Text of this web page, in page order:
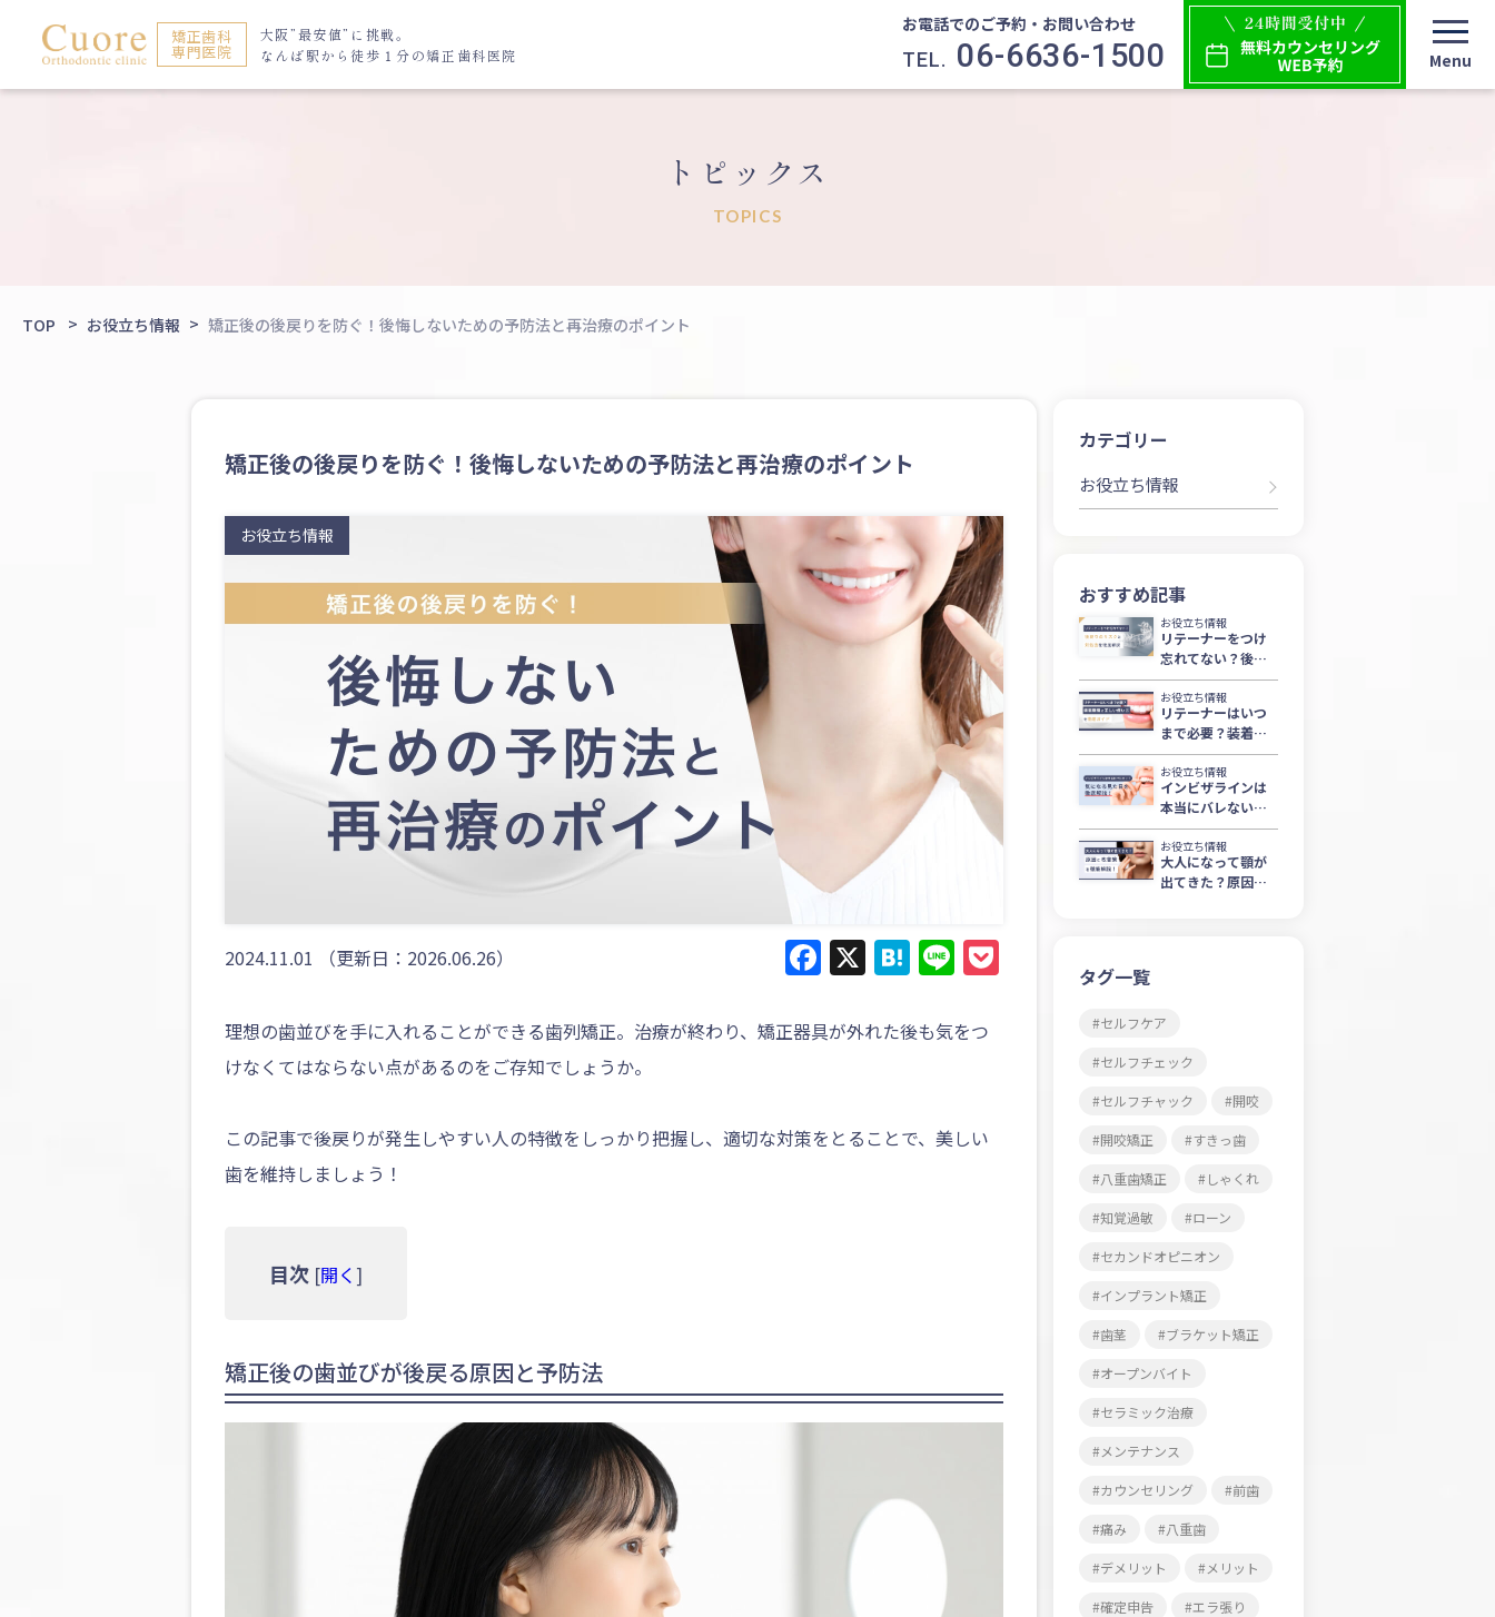
矯正歯科
専門医院
大阪”最安値”に挑戦。
なんば駅から徒歩１分の矯正歯科医院
お電話でのご予約・お問い合わせ
TEL. 06-6636-1500
トピックス
TOPICS
TOP お役立ち情報 矯正後の後戻りを防ぐ！後悔しないための予防法と再治療のポイント
矯正後の後戻りを防ぐ！後悔しないための予防法と再治療のポイント
お役立ち情報
2024.11.01 （更新日：2026.06.26） Facebook
X Hatena
Line Pocket
理想の歯並びを手に入れることができる歯列矯正。治療が終わり、矯正器具が外れた後も気をつ
けなくてはならない点があるのをご存知でしょうか。
この記事で後戻りが発生しやすい人の特徴をしっかり把握し、適切な対策をとることで、美しい
歯を維持しましょう！
目次 [開く ]
矯正後の歯並びが後戻る原因と予防法
カテゴリー
お役立ち情報
おすすめ記事
お役立ち情報
リテーナーをつけ
忘れてない？後戻
りのリスクと対処
法を徹底解説
お役立ち情報
リテーナーはいつ
まで必要？装着期
間と正しい使い方
を徹底ガイド
お役立ち情報
インビザラインは
本当にバレない？
気になる見た目を
徹底解説！
お役立ち情報
大人になって顎が
出てきた？原因と
タグ一覧
セルフケア
セルフチェック
セルフチャック 開咬
開咬矯正 すきっ歯
八重歯矯正 しゃくれ
知覚過敏 ローン
セカンドオピニオン
インプラント矯正
歯茎 ブラケット矯正
オープンバイト
セラミック治療
メンテナンス
カウンセリング 前歯
痛み 八重歯
デメリット メリット
確定申告 エラ張り